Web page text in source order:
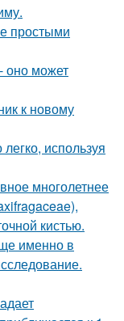
простыми
оно может
к новому
используя
многолетнее
кистью.
именно в